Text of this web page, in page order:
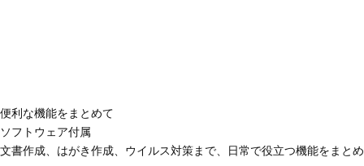
便利な機能をまとめて
ソフトウェア付属
文書作成、はがき作成、ウイルス対策まで、日常で役立つ機能をまと